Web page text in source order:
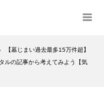
【墓じまい過去最多15万件超】
ルの記事から考えてみよう【気